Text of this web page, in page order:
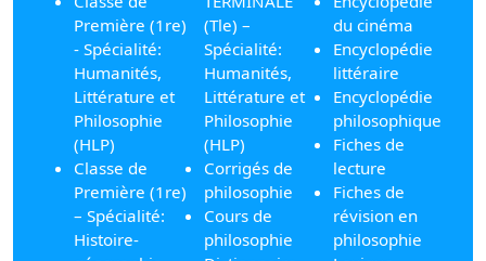
Première (1re)
- Spécialité:
Humanités,
Littérature et
Philosophie
(HLP)
Classe de
Première (1re)
– Spécialité:
Histoire-
(Tle) –
Spécialité:
Humanités,
Littérature et
Philosophie
(HLP)
Corrigés de
philosophie
Cours de
philosophie
du cinéma
Encyclopédie
littéraire
Encyclopédie
philosophique
Fiches de
lecture
Fiches de
révision en
philosophie